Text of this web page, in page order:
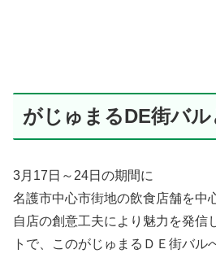
がじゅまるDE街バル
3月17日～24日の期間に
名護市中心市街地の飲食店舗を中
自店の創意工夫により魅力を発信
トで、このがじゅまるＤＥ街バル